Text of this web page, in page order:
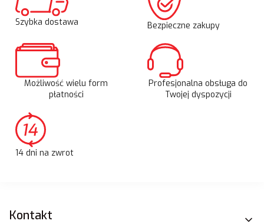
Szybka dostawa Bezpieczne zakupy
Możliwość wielu form
płatności
Profesjonalna obsługa do
Twojej dyspozycji
14 dni na zwrot
Linki w stopce
Kontakt